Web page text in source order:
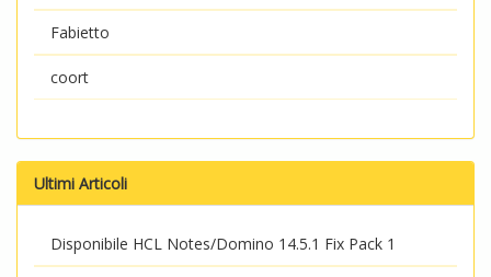
Fabietto
coort
Ultimi Articoli
Disponibile HCL Notes/Domino 14.5.1 Fix Pack 1